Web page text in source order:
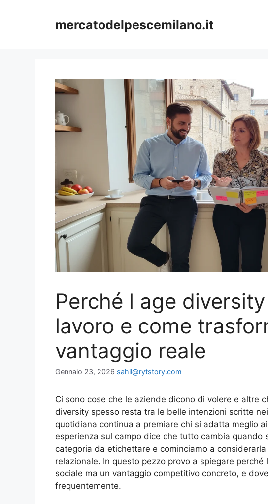
mercatodelpescemilano.it
Perché l age
lavoro e come
vantaggio reale
Gennaio 23, 2026 sahil@rytstory.com
Ci sono cose che le aziende dicono di volere e altre
diversity spesso resta tra le belle intenzioni scritte
quotidiana continua a premiare chi si adatta meglio
esperienza sul campo dice che tutto cambia quando
categoria da etichettare e cominciamo a
relazionale. In questo pezzo provo a spiegare
sociale ma un vantaggio competitivo concreto, e
frequentemente.